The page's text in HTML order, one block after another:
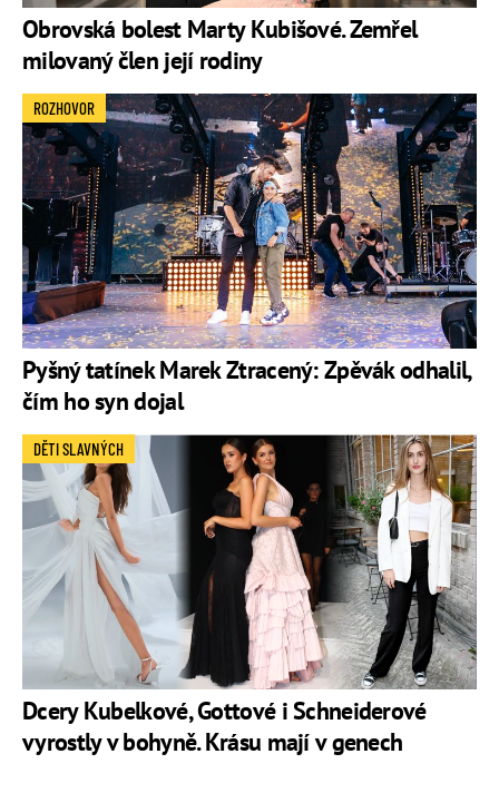
Obrovská bolest Marty Kubišové. Zemřel
milovaný člen její rodiny
Pyšný tatínek Marek Ztracený: Zpěvák odhalil,
čím ho syn dojal
ROZHOVOR
Dcery Kubelkové, Gottové i Schneiderové
vyrostly v bohyně. Krásu mají v genech
DĚTI SLAVNÝCH